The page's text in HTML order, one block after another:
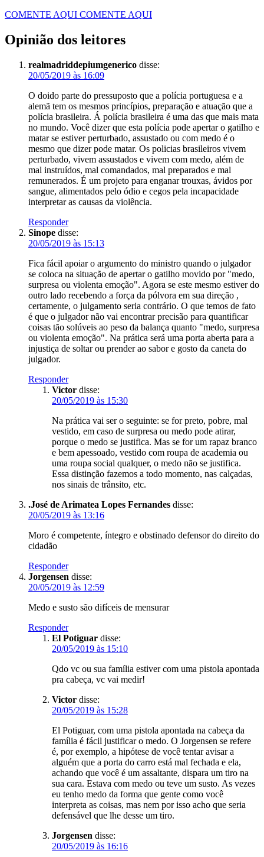
COMENTE AQUI COMENTE AQUI
Opinião dos leitores
realmadriddepiumgenerico disse:
20/05/2019 às 16:09
O doido parte do pressuposto que a polícia portuguesa e a
alemã tem os mesmos princípios, preparação e atuação que a
polícia brasileira. Á polícia brasileira é uma das que mais mata
no mundo. Você dizer que esta polícia pode apertar o gatilho e
matar se estiver perturbado, assustado ou com medo é o
mesmo que dizer pode matar. Os policias brasileiros vivem
perturbado, vivem assustados e vivem com medo, além de
mal instruídos, mal comandados, mal preparados e mal
remunerados. É um projeto para enganar trouxas, ávidos por
sangue, alimentados pelo ódio e cegos pela incapacidade
interpretar as causas da violência.
Responder
Sinope disse:
20/05/2019 às 15:13
Fica fácil apoiar o argumento do ministro quando o julgador
se coloca na situação de apertar o gatilho movido por "medo,
surpresa ou violenta emoção". Agora se este mesmo estiver do
outro lado recebendo a força da pólvora em sua direção ,
certamente, o julgamento seria contrário. O que temos de fato
é que o julgador não vai encontrar precisão para quantificar
coisas tão solúveis ao peso da balança quanto "medo, surpresa
ou violenta emoção". Na prática será uma porta aberta para a
injustiça de soltar ou prender ao sabor e gosto da caneta do
julgador.
Responder
Victor disse:
20/05/2019 às 15:30
Na prática vai ser o seguinte: se for preto, pobre, mal
vestido, em caso de surpresa ou medo pode atirar,
porque o medo se justifica. Mas se for um rapaz branco
e bem apessoado, vestido com roupa de academia ou
uma roupa social qualquer, o medo não se justifica.
Essa distinção fazemos a todo momento, nas calçadas,
nos sinais de trânsito, etc.
.José de Arimatea Lopes Fernandes disse:
20/05/2019 às 13:16
Moro é competente, íntegro e obstinado defensor do direito do
cidadão
Responder
Jorgensen disse:
20/05/2019 às 12:59
Medo e susto são difíceis de mensurar
Responder
El Potiguar disse:
20/05/2019 às 15:10
Qdo vc ou sua família estiver com uma pistola apontada
pra cabeça, vc vai medir!
Victor disse:
20/05/2019 às 15:28
El Potiguar, com uma pistola apontada na cabeça da
família é fácil justificar o medo. O Jorgensen se refere
é, por exemplo, a hipótese de você tentar avisar a
alguém que a porta do carro está mal fechada e ela,
achando que você é um assaltante, dispara um tiro na
sua cara. Estava com medo ou teve um susto. As vezes
eu tenho medo da forma que gente como você
interpreta as coisas, mas nem por isso acho que seria
defensável que lhe desse um tiro.
Jorgensen disse:
20/05/2019 às 16:16